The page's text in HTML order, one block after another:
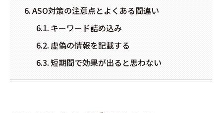
ASO対策の注意点とよくある間違い
キーワード詰め込み
虚偽の情報を記載する
短期間で効果が出ると思わない